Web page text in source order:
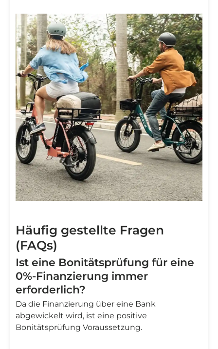
Häufig gestellte Fragen
(FAQs)
Ist eine Bonitätsprüfung für eine
0%-Finanzierung immer
erforderlich?
Da die Finanzierung über eine Bank
abgewickelt wird, ist eine positive
Bonitätsprüfung Voraussetzung.